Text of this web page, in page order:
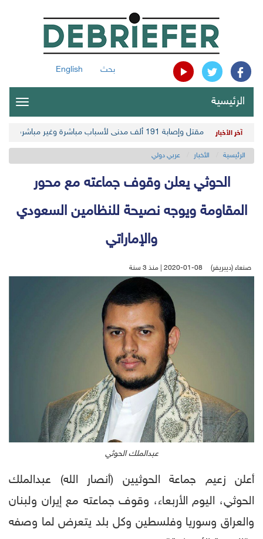
بحث English
الرئيسية
آخر الأخبار مقتل وإصابة 191 ألف مدني لأسباب مباشرة وغير مباشرة في أحدث حصيلة حوثية
الرئيسية الأخبار عربي دولي
الحوثي يعلن وقوف جماعته مع محور
المقاومة ويوجه نصيحة للنظامين السعودي
والإماراتي
صنعاء (ديبريفر) 2020-01-08 | منذ 3 سنة
عبدالملك الحوثي
أعلن زعيم جماعة الحوثيين (أنصار الله) عبدالملك
الحوثي، اليوم الأربعاء، وقوف جماعته مع إيران ولبنان
والعراق وسوريا وفلسطين وكل بلد يتعرض لما وصفه